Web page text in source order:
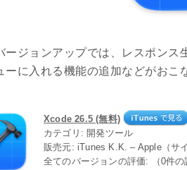
ージョンアップでは、レスポンス
ーに入れる機能の追加などがおこ
Xcode 26.5 (無料)
カテゴリ: 開発ツール
販売元: iTunes K.K. – Apple（サ
全てのバージョンの評価: （0件の